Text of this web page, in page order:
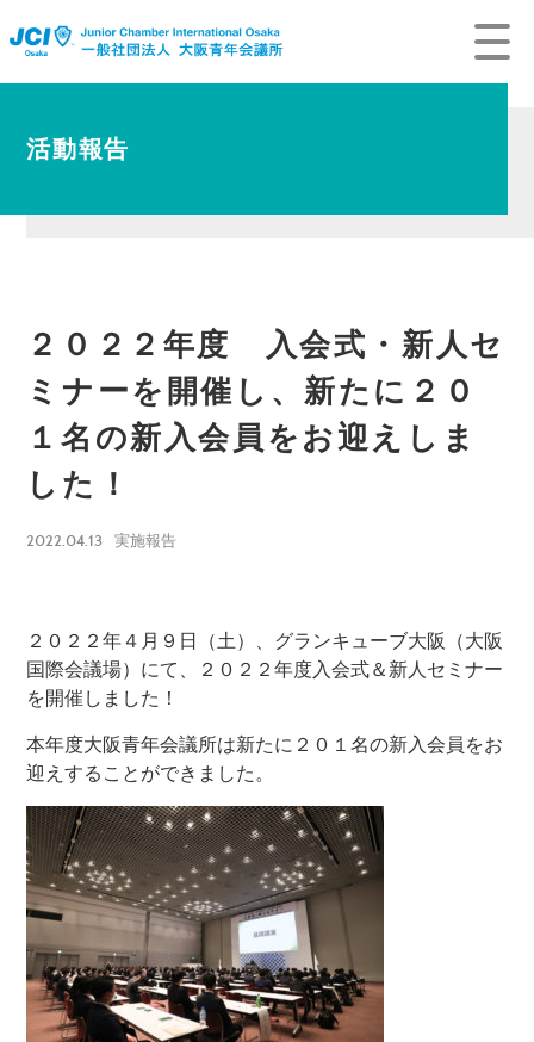
活動報告
２０２２年度 入会式・新人セ
ミナーを開催し、新たに２０
１名の新入会員をお迎えしま
した！
2022.04.13 実施報告
２０２２年４月９日（土）、グランキューブ大阪（大阪
国際会議場）にて、２０２２年度入会式＆新人セミナー
を開催しました！
本年度大阪青年会議所は新たに２０１名の新入会員をお
迎えすることができました。